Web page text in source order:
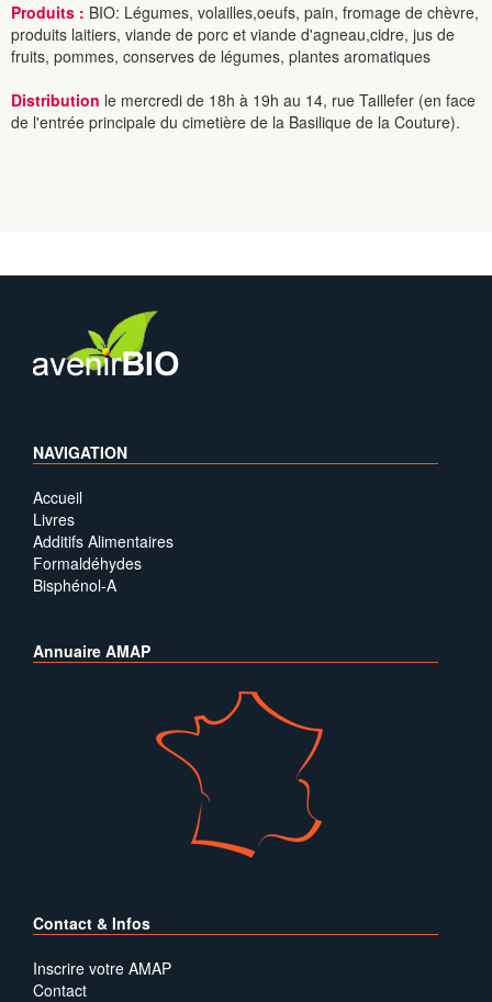
Produits : BIO: Légumes, volailles,oeufs, pain, fromage de chèvre,
produits laitiers, viande de porc et viande d'agneau,cidre, jus de
fruits, pommes, conserves de légumes, plantes aromatiques
Distribution le mercredi de 18h à 19h au 14, rue Taillefer (en face
de l'entrée principale du cimetière de la Basilique de la Couture).
NAVIGATION
Accueil
Livres
Additifs Alimentaires
Formaldéhydes
Bisphénol-A
Annuaire AMAP
Contact & Infos
Inscrire votre AMAP
Contact